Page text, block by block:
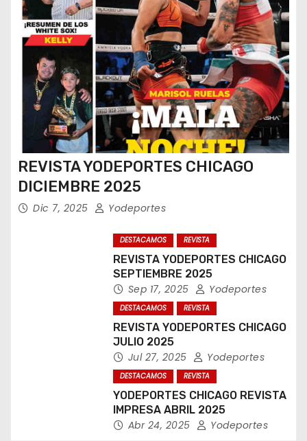
REVISTA YODEPORTES CHICAGO
DICIEMBRE 2025
Dic 7, 2025 Yodeportes
DESTACAMOS REVISTA
REVISTA YODEPORTES CHICAGO
SEPTIEMBRE 2025
Sep 17, 2025 Yodeportes
DESTACAMOS REVISTA
REVISTA YODEPORTES CHICAGO
JULIO 2025
Jul 27, 2025 Yodeportes
DESTACAMOS REVISTA
YODEPORTES CHICAGO REVISTA
IMPRESA ABRIL 2025
Abr 24, 2025 Yodeportes